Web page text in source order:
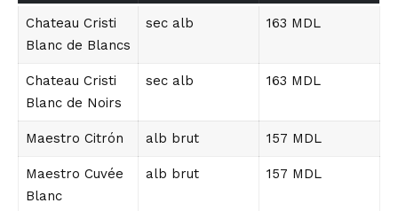
Chateau Cristi
Blanc de Blancs
sec alb 163 MDL
Chateau Cristi
Blanc de Noirs
sec alb 163 MDL
Maestro Citrón alb brut 157 MDL
Maestro Cuvée
Blanc
alb brut 157 MDL